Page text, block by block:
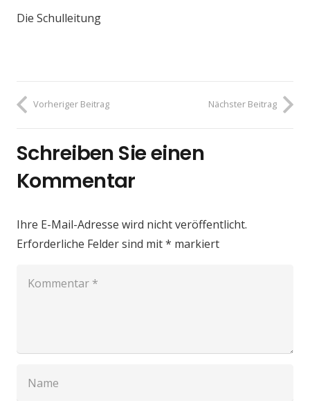
Die Schulleitung
Vorheriger Beitrag Nächster Beitrag
Schreiben Sie einen
Kommentar
Ihre E-Mail-Adresse wird nicht veröffentlicht.
Erforderliche Felder sind mit* markiert